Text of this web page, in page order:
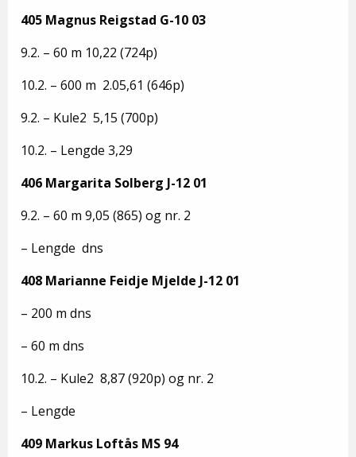
405 Magnus Reigstad G-10 03
9.2. – 60 m 10,22 (724p)
10.2. – 600 m 2.05,61 (646p)
9.2. – Kule2 5,15 (700p)
10.2. – Lengde 3,29
406 Margarita Solberg J-12 01
9.2. – 60 m 9,05 (865) og nr. 2
– Lengde dns
408 Marianne Feidje Mjelde J-12 01
– 200 m dns
– 60 m dns
10.2. – Kule2 8,87 (920p) og nr. 2
– Lengde
409 Markus Loftås MS 94